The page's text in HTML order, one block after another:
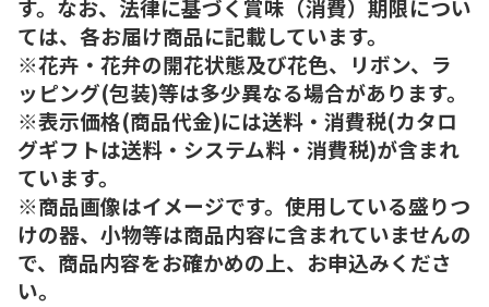
す。なお、法律に基づく賞味（消費）期限につい
ては、各お届け商品に記載しています。
※花卉・花弁の開花状態及び花色、リボン、ラ
ッピング(包装)等は多少異なる場合があります。
※表示価格(商品代金)には送料・消費税(カタロ
グギフトは送料・システム料・消費税)が含まれ
ています。
※商品画像はイメージです。使用している盛りつ
けの器、小物等は商品内容に含まれていませんの
で、商品内容をお確かめの上、お申込みくださ
い。